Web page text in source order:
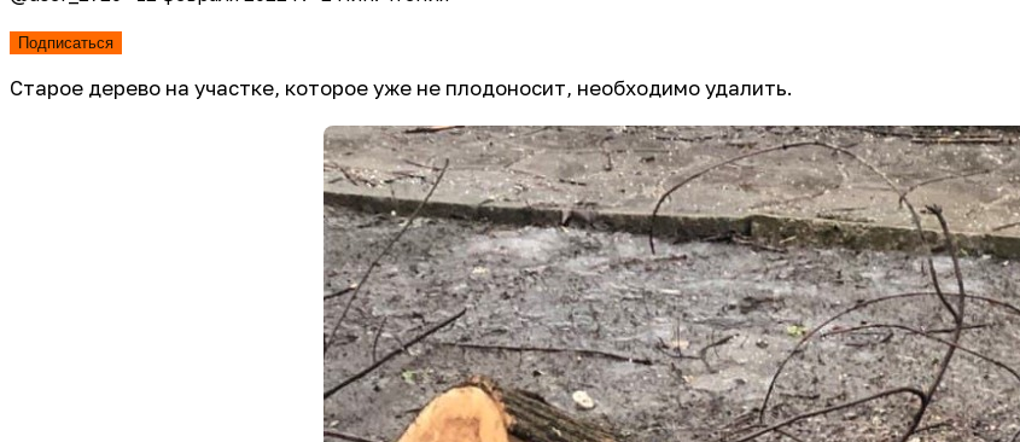
Подписаться
Старое дерево на участке, которое уже не плодоносит, необходимо удалить.